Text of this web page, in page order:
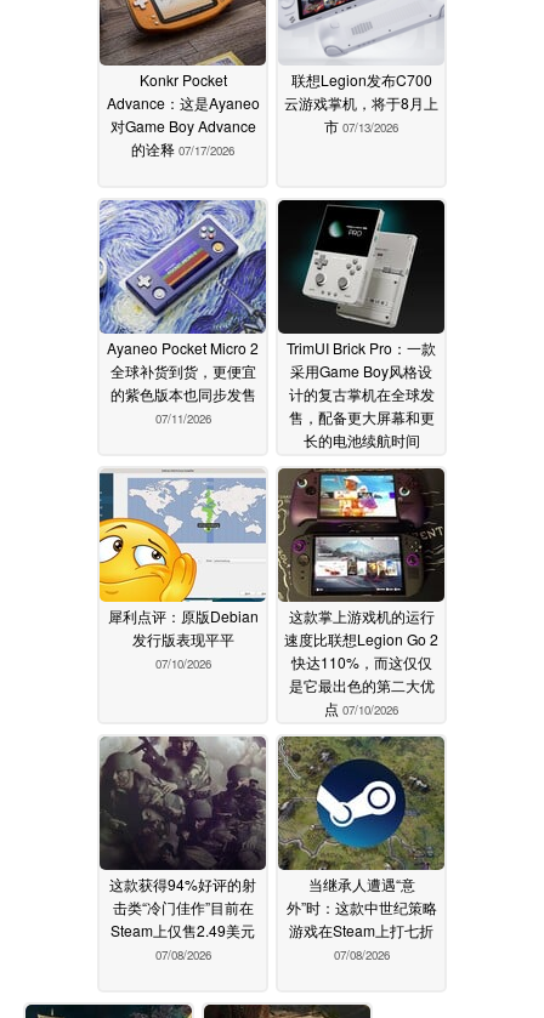
Konkr Pocket
Advance：这是Ayaneo
对Game Boy Advance
的诠释 07/17/2026
联想Legion发布C700
云游戏掌机，将于8月上
市 07/13/2026
Ayaneo Pocket Micro 2
全球补货到货，更便宜
的紫色版本也同步发售
07/11/2026
TrimUI Brick Pro：一款
采用Game Boy风格设
计的复古掌机在全球发
售，配备更大屏幕和更
长的电池续航时间
07/11/2026
犀利点评：原版Debian
发行版表现平平
07/10/2026
这款掌上游戏机的运行
速度比联想Legion Go 2
快达110%，而这仅仅
是它最出色的第二大优
点 07/10/2026
这款获得94%好评的射
击类“冷门佳作”目前在
Steam上仅售2.49美元
07/08/2026
当继承人遭遇“意
外”时：这款中世纪策略
游戏在Steam上打七折
07/08/2026